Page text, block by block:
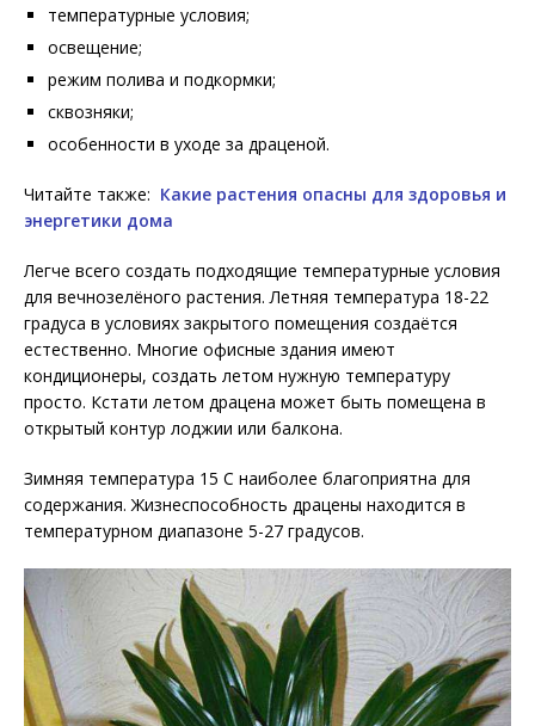
температурные условия;
освещение;
режим полива и подкормки;
сквозняки;
особенности в уходе за драценой.
Читайте также: Какие растения опасны для здоровья и
энергетики дома
Легче всего создать подходящие температурные условия
для вечнозелёного растения. Летняя температура 18-22
градуса в условиях закрытого помещения создаётся
естественно. Многие офисные здания имеют
кондиционеры, создать летом нужную температуру
просто. Кстати летом драцена может быть помещена в
открытый контур лоджии или балкона.
Зимняя температура 15 С наиболее благоприятна для
содержания. Жизнеспособность драцены находится в
температурном диапазоне 5-27 градусов.